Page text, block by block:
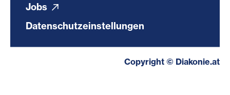
Jobs
Datenschutzeinstellungen
Copyright © Diakonie.at